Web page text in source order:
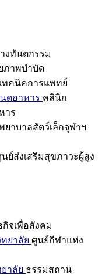
งทันตกรรม
ภาพบำบัด
ทคนิคการแพทย์
ดอาหาร คลินิก
าร
ยาบาลสัตว์เล็กจุฬาฯ
ย์ส่งเสริมสุขภาวะผู้สูง
จเพื่อสังคม
ยาลัย ศูนย์กีฬาแห่ง
าลัย ธรรมสถาน